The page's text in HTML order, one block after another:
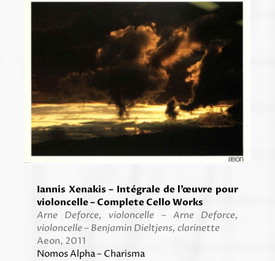
Iannis Xenakis – Intégrale de l’œuvre pour
violoncelle – Complete Cello Works
Arne Deforce, violoncelle – Arne Deforce,
violoncelle – Benjamin Dieltjens, clarinette
Aeon, 2011
Nomos Alpha – Charisma